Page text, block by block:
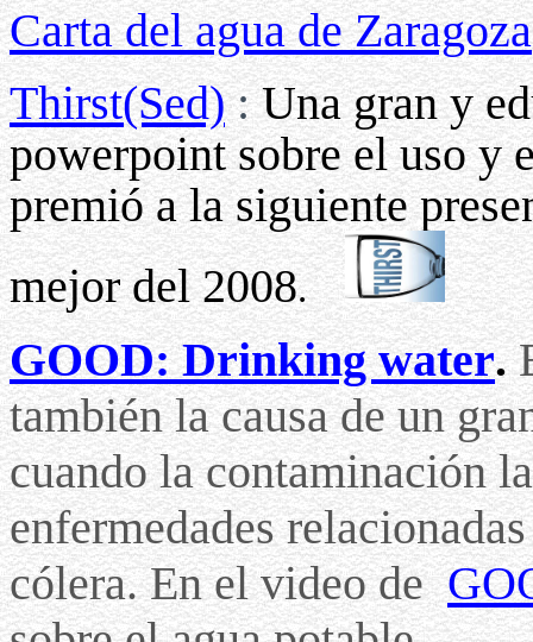
Carta del agua de Zaragoza
Thirst(Sed):Una gran y
powerpoint sobre el uso y
premió a la siguiente
mejor del 2008.
GOOD: Drinking water.
también la causa de un
cuando la contaminación
enfermedades
cólera. En el video de